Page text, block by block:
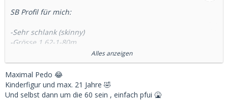
SB Profil für mich:
-Sehr schlank (skinny)
-Grösse 1,62-1-80m
-Zuverlässig
-sehr jung (18-21 Jahre)
-optimal ohne Tattoos oder Piercings
-optimal Nichtraucherin
Alles anzeigen
Maximal Pedo 😂
Kinderfigur und max. 21 Jahre 🤣
Und selbst dann um die 60 sein , einfach pfui 🤮